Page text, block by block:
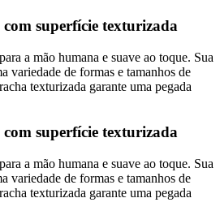
superfície texturizada
a mão humana e suave ao toque. Sua
variedade de formas e tamanhos de
texturizada garante uma pegada
superfície texturizada
a mão humana e suave ao toque. Sua
variedade de formas e tamanhos de
texturizada garante uma pegada